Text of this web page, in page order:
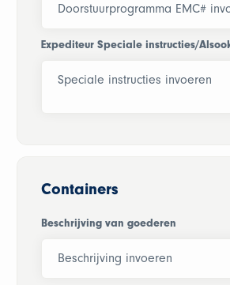
Expediteur Speciale instructies/
Containers
Beschrijving van goederen